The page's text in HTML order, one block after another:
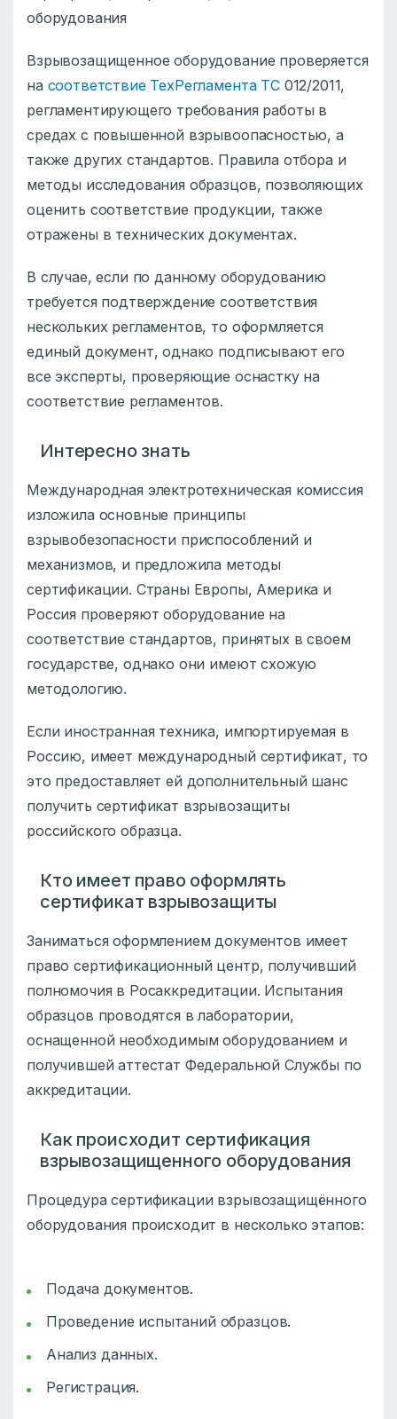
оборудования
Взрывозащищенное оборудование проверяется
на соответствие ТехРегламента ТС012/2011,
регламентирующего требования работы в
средах с повышенной взрывоопасностью, а
также других стандартов. Правила отбора и
методы исследования образцов, позволяющих
оценить соответствие продукции, также
отражены в технических документах.
В случае, если по данному оборудованию
требуется подтверждение соответствия
нескольких регламентов, то оформляется
единый документ, однако подписывают его
все эксперты, проверяющие оснастку на
соответствие регламентов.
Интересно знать
Международная электротехническая комиссия
изложила основные принципы
взрывобезопасности приспособлений и
механизмов, и предложила методы
сертификации. Страны Европы, Америка и
Россия проверяют оборудование на
соответствие стандартов, принятых в своем
государстве, однако они имеют схожую
методологию.
Если иностранная техника, импортируемая в
Россию, имеет международный сертификат, то
это предоставляет ей дополнительный шанс
получить сертификат взрывозащиты
российского образца.
Кто имеет право оформлять
сертификат взрывозащиты
Заниматься оформлением документов имеет
право сертификационный центр, получивший
полномочия в Росаккредитации. Испытания
образцов проводятся в лаборатории,
оснащенной необходимым оборудованием и
получившей аттестат Федеральной Службы по
аккредитации.
Как происходит сертификация
взрывозащищенного оборудования
Процедура сертификации взрывозащищённого
оборудования происходит в несколько этапов:
Подача документов.
Проведение испытаний образцов.
Анализ данных.
Регистрация.